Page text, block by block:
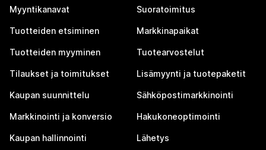
Myyntikanavat
Tuotteiden etsiminen
Tuotteiden myyminen
Tilaukset ja toimitukset
Kaupan suunnittelu
Markkinointi ja konversio
Kaupan hallinnointi
Suoratoimitus
Markkinapaikat
Tuotearvostelut
Lisämyynti ja tuotepaketit
Sähköpostimarkkinointi
Hakukoneoptimointi
Lähetys